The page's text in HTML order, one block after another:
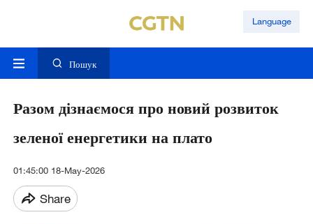
Language
Пошук
Разом дізнаємося про новий розвиток
зеленої енергетики на плато
01:45:00 18-May-2026
Share